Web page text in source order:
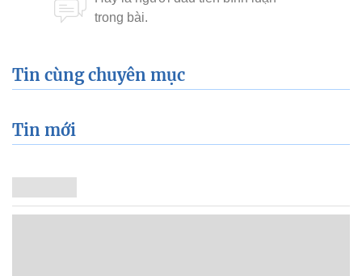
Tin cùng chuyên mục
Tin mới